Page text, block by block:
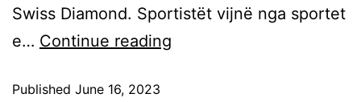
Swiss Diamond. Sportistët vijnë nga sportet
e… Continue reading
Published June 16, 2023